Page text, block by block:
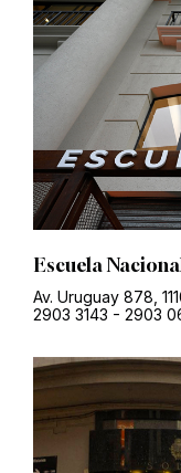
Escuela
Av. Uruguay 878,
2903 3143 - 2903